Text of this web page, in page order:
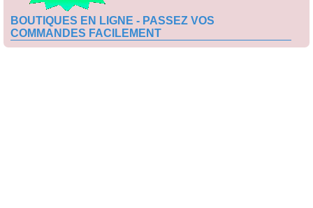
BOUTIQUES EN LIGNE - PASSEZ VOS
COMMANDES FACILEMENT